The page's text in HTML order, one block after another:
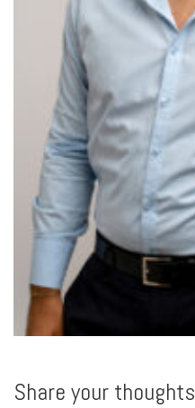
Share your thoughts